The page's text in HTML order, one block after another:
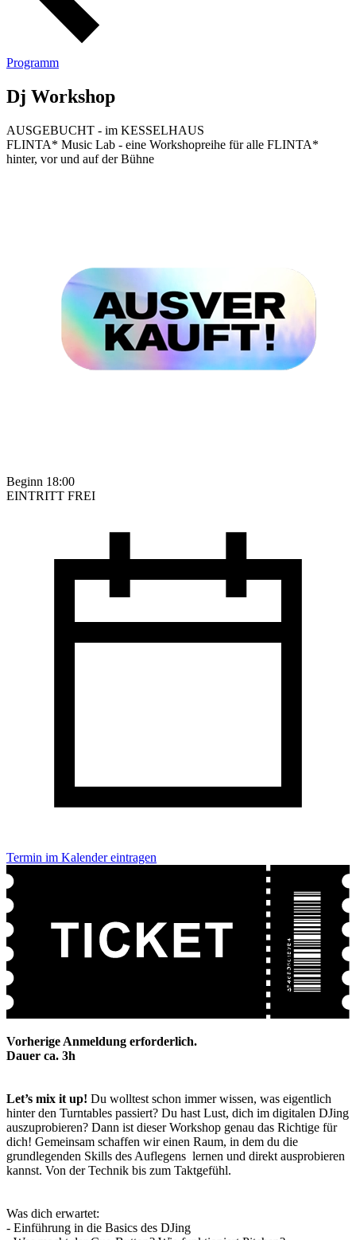
Programm
Dj Workshop
AUSGEBUCHT - im KESSELHAUS
FLINTA* Music Lab - eine Workshopreihe für alle FLINTA*
hinter, vor und auf der Bühne
Beginn 18:00
EINTRITT FREI
Termin im Kalender eintragen
Vorherige Anmeldung erforderlich.
Dauer ca. 3h
Let’s mix it up! Du wolltest schon immer wissen, was eigentlich
hinter den Turntables passiert? Du hast Lust, dich im digitalen DJing
auszuprobieren? Dann ist dieser Workshop genau das Richtige für
dich! Gemeinsam schaffen wir einen Raum, in dem du die
grundlegenden Skills des Auflegens lernen und direkt ausprobieren
kannst. Von der Technik bis zum Taktgefühl.
Was dich erwartet:
- Einführung in die Basics des DJing